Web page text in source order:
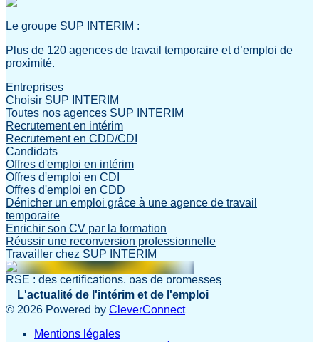
Le groupe SUP INTERIM :
Plus de 120 agences de travail temporaire et d’emploi de
proximité.
Entreprises
Choisir SUP INTERIM
Toutes nos agences SUP INTERIM
Recrutement en intérim
Recrutement en CDD/CDI
Candidats
Offres d'emploi en intérim
Offres d'emploi en CDI
Offres d'emploi en CDD
Dénicher un emploi grâce à une agence de travail
temporaire
Enrichir son CV par la formation
Réussir une reconversion professionnelle
Travailler chez SUP INTERIM
RSE : des certifications, pas de promesses
L'actualité de l'intérim et de l'emploi
© 2026 Powered by CleverConnect
Mentions légales